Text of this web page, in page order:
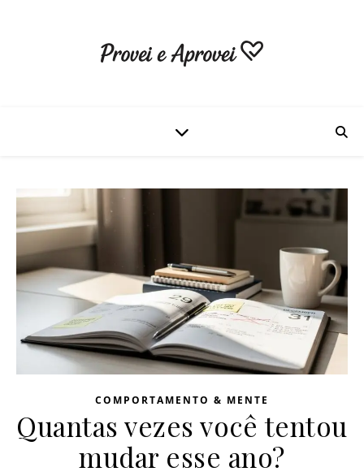
COMPORTAMENTO & MENTE
Quantas vezes você tentou
mudar esse ano?